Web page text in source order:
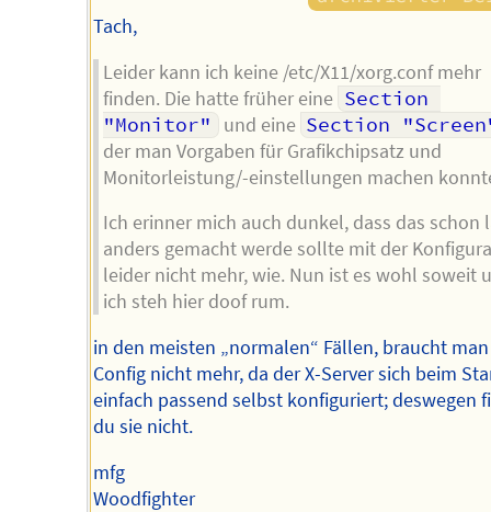
Tach,
Leider kann ich keine /etc/X11/xorg.conf mehr
finden. Die hatte früher eine Section
"Monitor"
und eine Section
der man Vorgaben für Grafikchipsatz und
Monitorleistung/-einstellungen machen
Ich erinner mich auch dunkel, dass das schon
anders gemacht werde sollte mit der
leider nicht mehr, wie. Nun ist es wohl soweit
ich steh hier doof rum.
in den meisten „normalen“ Fällen, braucht
Config nicht mehr, da der X-Server sich beim
einfach passend selbst konfiguriert; deswegen
du sie nicht.
mfg
Woodfighter